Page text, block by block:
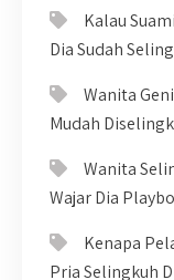
Kalau
Dia Sudah
Wanita
Mudah
Wanita
Wajar Dia
Kenapa
Pria Selingkuh